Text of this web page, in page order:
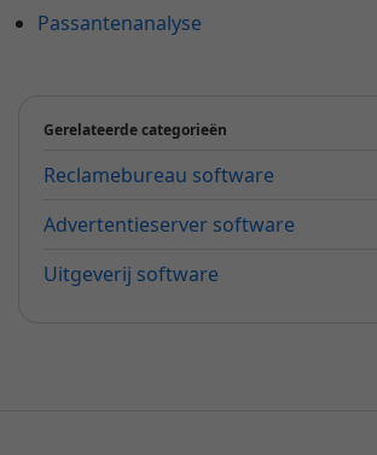
Passantenanalyse
Gerelateerde categorieën
Reclamebureau software
Advertentieserver software
Uitgeverij software